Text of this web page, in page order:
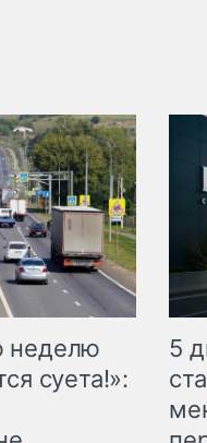
неделю
суета!»:
5